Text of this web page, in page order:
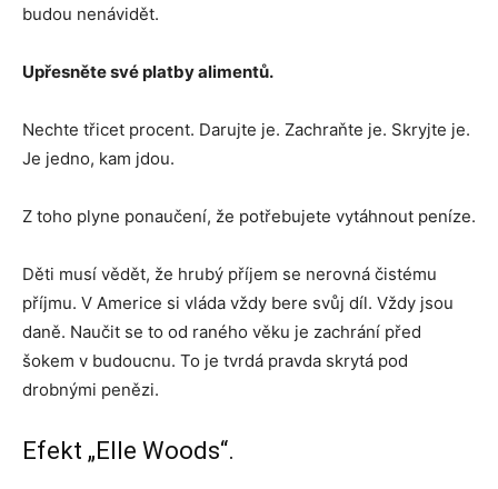
budou nenávidět.
Upřesněte své platby alimentů.
Nechte třicet procent. Darujte je. Zachraňte je. Skryjte je.
Je jedno, kam jdou.
Z toho plyne ponaučení, že potřebujete vytáhnout peníze.
Děti musí vědět, že hrubý příjem se nerovná čistému
příjmu. V Americe si vláda vždy bere svůj díl. Vždy jsou
daně. Naučit se to od raného věku je zachrání před
šokem v budoucnu. To je tvrdá pravda skrytá pod
drobnými penězi.
Efekt „Elle Woods“.